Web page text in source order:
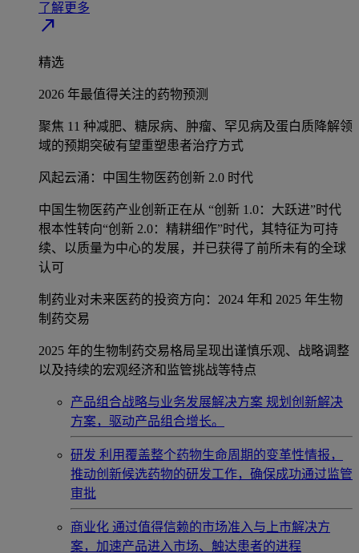
了解更多
north_east
精选
2026 年最值得关注的药物预测
聚焦 11 种减肥、糖尿病、肿瘤、罕见病及蛋白质降解领
域的预期突破有望重塑患者治疗方式
风起云涌：中国生物医药创新 2.0 时代
中国生物医药产业创新正在从 “创新 1.0：大跃进”时代
根本性转向“创新 2.0：精耕细作”时代，其特征为可持
续、以质量为中心的发展，并已获得了前所未有的全球
认可
制药业对未来医药的投资方向：2024 年和 2025 年生物
制药交易
2025 年的生物制药交易格局呈现出谨慎乐观、战略调整
以及持续的宏观经济和监管挑战等特点
产品组合战略与业务发展解决方案 规划创新解决
方案，驱动产品组合增长。
研发 利用覆盖整个药物生命周期的变革性情报，
推动创新候选药物的研发工作，确保成功通过监管
审批
商业化 通过值得信赖的市场准入与上市解决方
案，加速产品进入市场、触达患者的进程